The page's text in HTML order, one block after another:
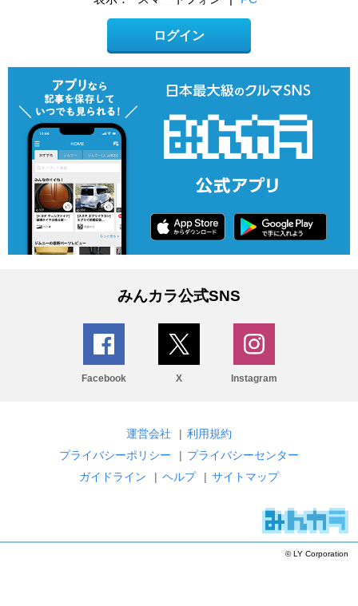
ログイン
みんカラ公式SNS
Facebook X Instagram
運営会社 | 利用規約
プライバシーポリシー
| プライバシーセンター
ガイドライン
| ヘルプ | サイトマップ
© LY Corporation